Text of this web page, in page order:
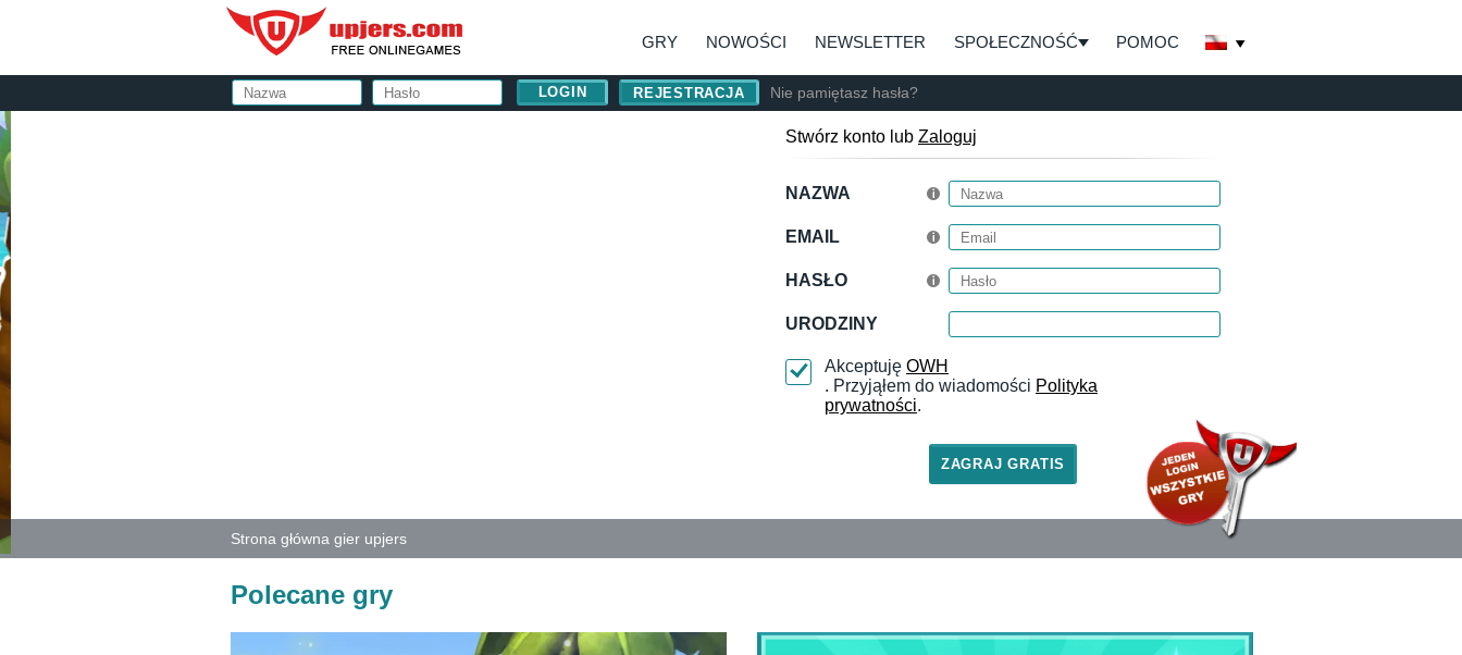
GRY NOWOŚCI NEWSLETTER SPOŁECZNOŚĆ POMOC
REJESTRACJA Nie pamiętasz hasła?
Stwórz konto lub Zaloguj
NAZWA
EMAIL
HASŁO
URODZINY
Akceptuję OWH
. Przyjąłem do wiadomości Polityka
prywatności.
Strona główna gier upjers
Polecane gry